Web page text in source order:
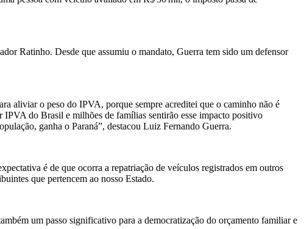
Ratinho. Desde que assumiu o mandato, Guerra tem sido um defensor
aliviar o peso do IPVA, porque sempre acreditei que o caminho não é
do Brasil e milhões de famílias sentirão esse impacto positivo
ganha o Paraná”, destacou Luiz Fernando Guerra.
é de que ocorra a repatriação de veículos registrados em outros
que pertencem ao nosso Estado.
um passo significativo para a democratização do orçamento familiar e